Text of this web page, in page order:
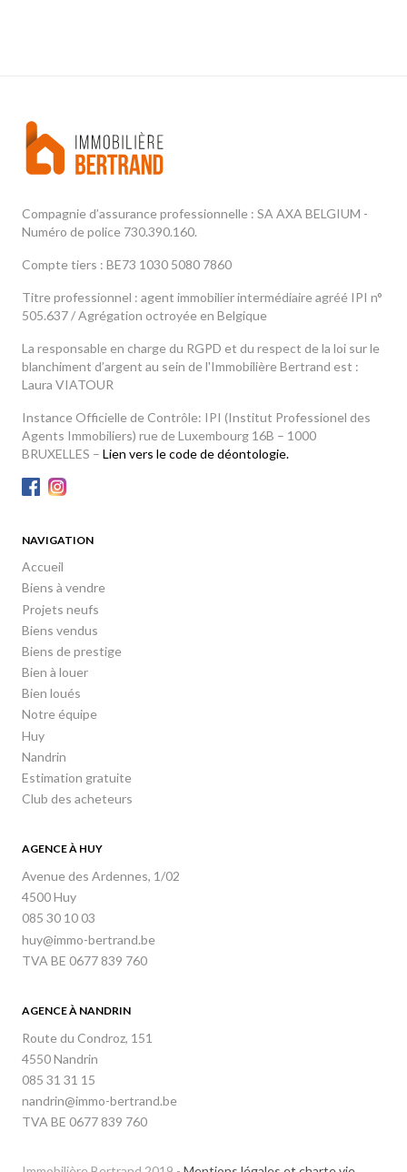
Compagnie d’assurance professionnelle : SA AXA BELGIUM -
Numéro de police 730.390.160.
Compte tiers : BE73 1030 5080 7860
Titre professionnel : agent immobilier intermédiaire agréé IPI n°
505.637 / Agrégation octroyée en Belgique
La responsable en charge du RGPD et du respect de la loi sur le
blanchiment d’argent au sein de l'Immobilière Bertrand est :
Laura VIATOUR
Instance Officielle de Contrôle: IPI (Institut Professionel des
Agents Immobiliers) rue de Luxembourg 16B – 1000
BRUXELLES – Lien vers le code de déontologie.
NAVIGATION
Accueil
Biens à vendre
Projets neufs
Biens vendus
Biens de prestige
Bien à louer
Bien loués
Notre équipe
Huy
Nandrin
Estimation gratuite
Club des acheteurs
AGENCE À HUY
Avenue des Ardennes, 1/02
4500 Huy
085 30 10 03
huy@immo-bertrand.be
TVA BE 0677 839 760
AGENCE À NANDRIN
Route du Condroz, 151
4550 Nandrin
085 31 31 15
nandrin@immo-bertrand.be
TVA BE 0677 839 760